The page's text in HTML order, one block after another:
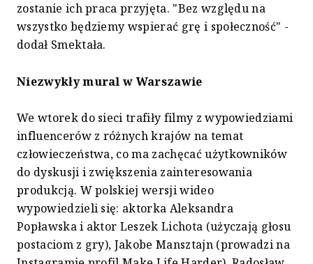
zostanie ich praca przyjęta. "Bez względu na
wszystko będziemy wspierać grę i społeczność" -
dodał Smektała.
Niezwykły mural w Warszawie
We wtorek do sieci trafiły filmy z wypowiedziami
influencerów z różnych krajów na temat
człowieczeństwa, co ma zachęcać użytkowników
do dyskusji i zwiększenia zainteresowania
produkcją. W polskiej wersji wideo
wypowiedzieli się: aktorka Aleksandra
Popławska i aktor Leszek Lichota (użyczają głosu
postaciom z gry), Jakobe Mansztajn (prowadzi na